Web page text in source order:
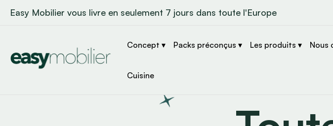
Easy Mobilier vous livre en seulement 7 jours dans toute l'Europe
Concept ▾ Packs préconçus ▾ Les produits ▾ Nous
Cuisine